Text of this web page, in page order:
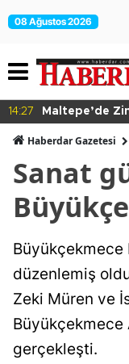
08 Ağustos 2026
14:27 Maltepe’de
Haberdar Gazetesi
Sanat
düzenlemiş
Zeki Müren ve
Büyükçekmece
gerçekleşti.